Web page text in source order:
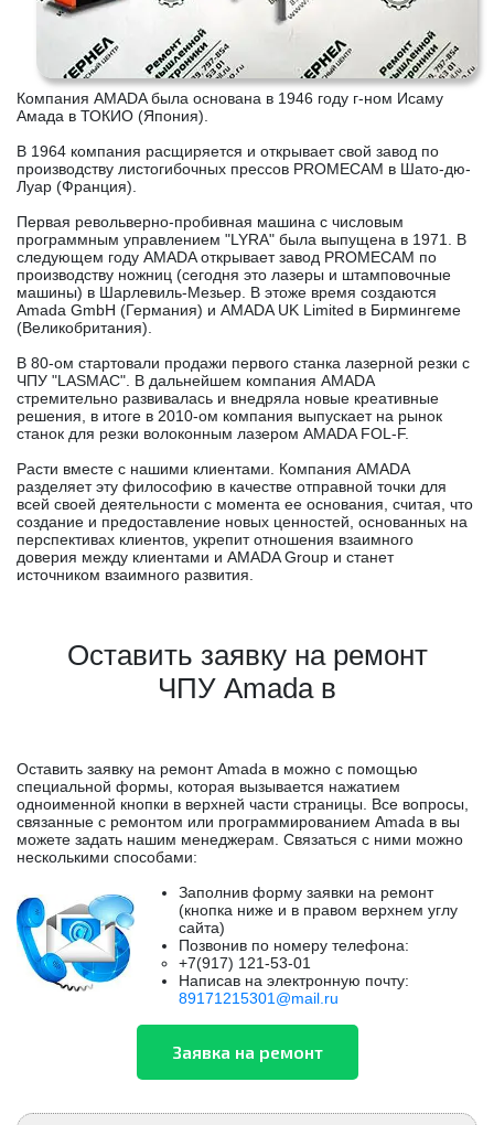
Компания AMADA была основана в 1946 году г-ном Исаму
Амада в ТОКИО (Япония).
В 1964 компания расщиряется и открывает свой завод по
производству листогибочных прессов PROMECAM в Шато-дю-
Луар (Франция).
Первая револьверно-пробивная машина с числовым
программным управлением "LYRA" была выпущена в 1971. В
следующем году AMADA открывает завод PROMECAM по
производству ножниц (сегодня это лазеры и штамповочные
машины) в Шарлевиль-Мезьер. В этоже время создаются
Amada GmbH (Германия) и AMADA UK Limited в Бирмингеме
(Великобритания).
В 80-ом стартовали продажи первого станка лазерной резки с
ЧПУ "LASMAC". В дальнейшем компания AMADA
стремительно развивалась и внедряла новые креативные
решения, в итоге в 2010-ом компания выпускает на рынок
станок для резки волоконным лазером AMADA FOL-F.
Расти вместе с нашими клиентами. Компания AMADA
разделяет эту философию в качестве отправной точки для
всей своей деятельности с момента ее основания, считая, что
создание и предоставление новых ценностей, основанных на
перспективах клиентов, укрепит отношения взаимного
доверия между клиентами и AMADA Group и станет
источником взаимного развития.
Оставить заявку на ремонт
ЧПУ Amada в
Оставить заявку на ремонт Amada в можно с помощью
специальной формы, которая вызывается нажатием
одноименной кнопки в верхней части страницы. Все вопросы,
связанные с ремонтом или программированием Amada в вы
можете задать нашим менеджерам. Связаться с ними можно
несколькими способами:
Заполнив форму заявки на ремонт
(кнопка ниже и в правом верхнем углу
сайта)
Позвонив по номеру телефона:
+7(917) 121-53-01
Написав на электронную почту:
89171215301@mail.ru